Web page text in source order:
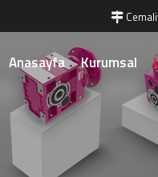
Anasayfa Kurumsal